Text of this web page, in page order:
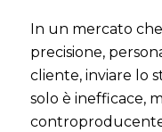
In un mercato
precisione,
cliente, inviare lo
solo è inefficace,